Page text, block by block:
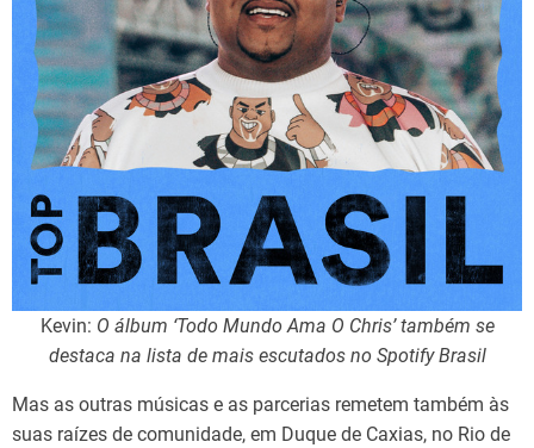
Kevin: O álbum ‘Todo Mundo Ama O Chris’ também se
destaca na lista de mais escutados no Spotify Brasil
Mas as outras músicas e as parcerias remetem também às
suas raízes de comunidade, em Duque de Caxias, no Rio de